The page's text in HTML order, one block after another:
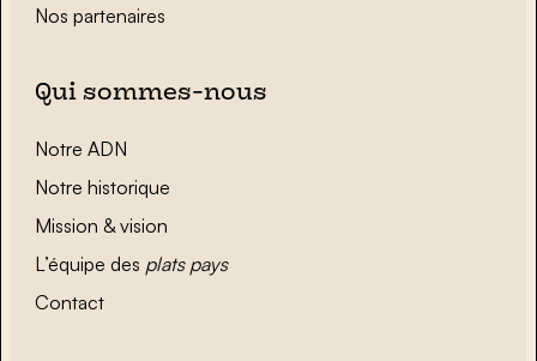
Nos partenaires
Qui sommes-nous
Notre ADN
Notre historique
Mission & vision
L’équipe des plats pays
Contact